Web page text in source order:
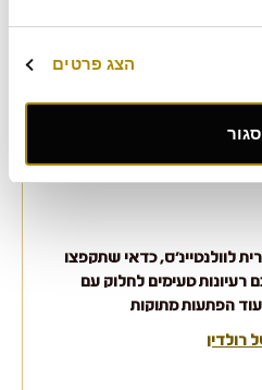
הצג פרטים
סגור
לוולנטיינ'ס, כדאי שתקפצו
רעיונות טעימים לחלוק עם
הפתעות מתוקות